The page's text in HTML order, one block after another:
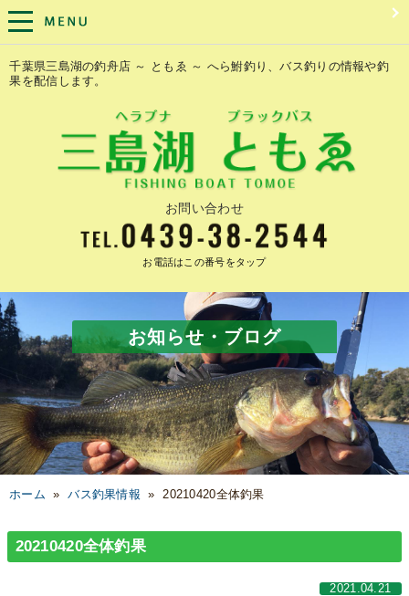
千葉県三島湖の釣舟店 ～ ともゑ ～ へら鮒釣り、バス釣りの情報や釣
果を配信します。
お問い合わせ
お電話はこの番号をタップ
お知らせ・ブログ
ホーム »バス釣果情報 »20210420全体釣果
20210420全体釣果
2021.04.21